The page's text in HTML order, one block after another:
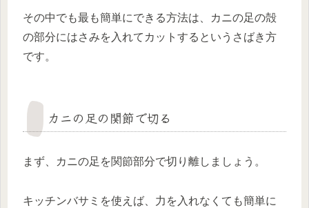
その中でも最も簡単にできる方法は、カニの足の殻
の部分にはさみを入れてカットするというさばき方
です。
カニの足の関節で切る
まず、カニの足を関節部分で切り離しましょう。
キッチンバサミを使えば、力を入れなくても簡単に